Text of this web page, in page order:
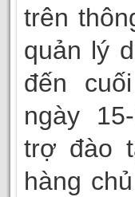
trên
quản lý
đến
ngày
trợ đào
hàng